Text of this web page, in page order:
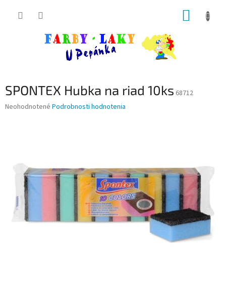
SPONTEX Hubka na riad 10ks 68712
Priemerné
hviezdičiek.
Neohodnotené Podrobnosti hodnotenia